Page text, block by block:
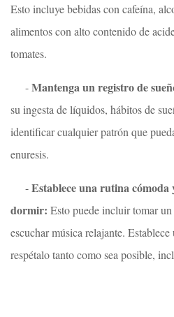
Esto incluye bebidas con cafeína,
alimentos con alto contenido de
tomates.
-Mantenga un registro de
su ingesta de líquidos, hábitos de
identificar cualquier patrón que
enuresis.
-Establece una rutina
dormir: Esto puede incluir tomar
escuchar música relajante.
respétalo tanto como sea posible,